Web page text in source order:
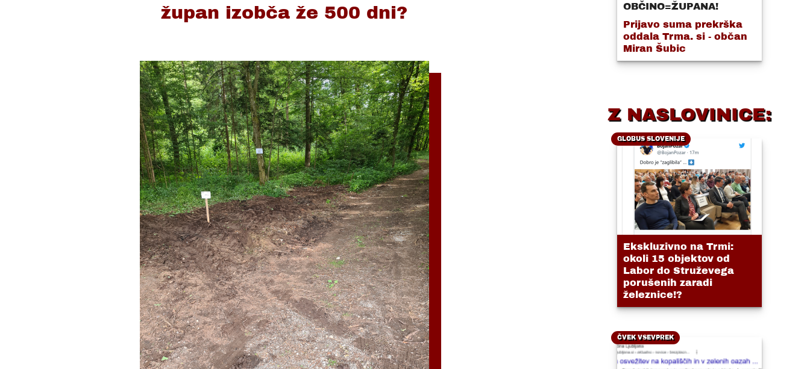
župan izobča že 500 dni?
OBČINO=ŽUPANA!
Prijavo suma prekrška
oddala Trma. si - občan
Miran Šubic
Z NASLOVINICE:
GLOBUS SLOVENIJE
Ekskluzivno na Trmi:
okoli 15 objektov od
Labor do Struževega
porušenih zaradi
železnice!?
ČVEK VSEVPREK